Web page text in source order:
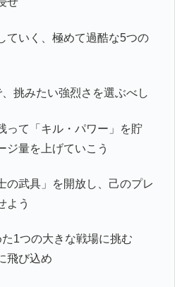
ていく、極めて過酷な5つの
挑みたい強烈さを選ぶべし
って「キル・パワー」を貯
ジ量を上げていこう
の武具」を開放し、己のプレ
よう
1つの大きな戦場に挑む
飛び込め